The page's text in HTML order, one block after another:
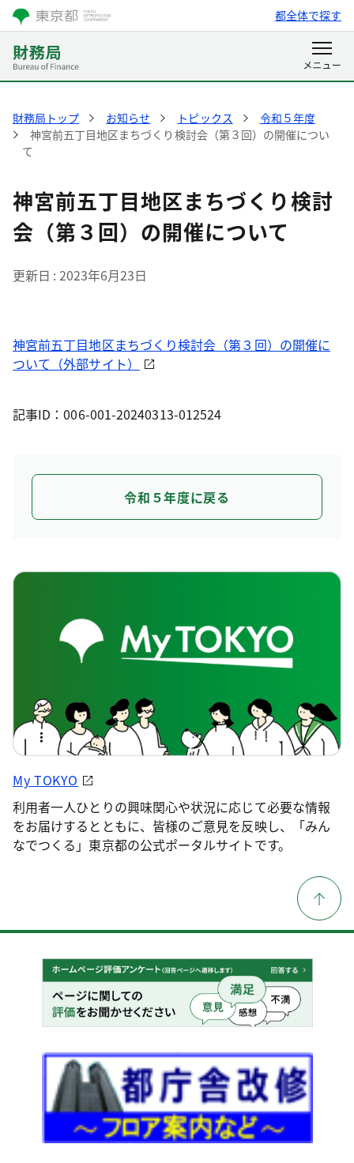
都全体で探す
財務局トップ お知らせ トピックス
令和５年度
神宮前五丁目地区まちづくり検討会（第３回）の開催につい
て
神宮前五丁目地区まちづくり検討
会（第３回）の開催について
更新日 2023年6月23日
神宮前五丁目地区まちづくり検討会（第３回）の開催に
ついて（外部サイト）
記事ID：006-001-20240313-012524
令和５年度に戻る
My TOKYO
利用者一人ひとりの興味関心や状況に応じて必要な情報
をお届けするとともに、皆様のご意見を反映し、「みん
なでつくる」東京都の公式ポータルサイトです。